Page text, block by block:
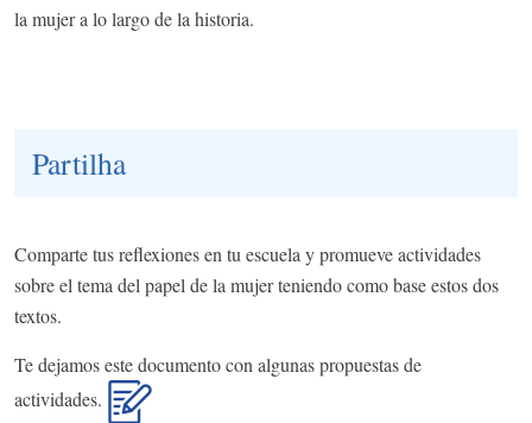
la mujer a lo largo de la historia.
Partilha
Comparte tus reflexiones en tu escuela y promueve actividades
sobre el tema del papel de la mujer teniendo como base estos dos
textos.
Te dejamos este documento con algunas propuestas de
actividades.